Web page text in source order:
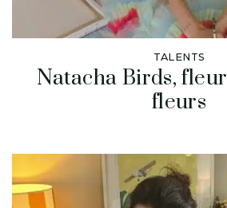
TALENTS
Natacha Birds,
fleurs